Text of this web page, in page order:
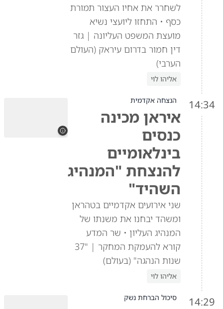
לשחרר את אחיו העצור תמורת
כסף • התחזו ליועצי נשיא
מועצת המשפט העליונה | גזר
דין חמור בדרום עיראק (העולם
הערבי)
אליהו לוי
14:34 הנצחה אקדמית
איראן מכינה
כנסים
בינלאומיים
להנצחת "המנהיג
השהיד"
שני אירועים אקדמיים בטהראן
ומשהד יבחנו את משנתו של
המנהיג העליון • שר המדע
קורא להעמקת המחקר | "37
שנות הנהגה" (בעולם)
אליהו לוי
14:29 סיכול הברחת נשק